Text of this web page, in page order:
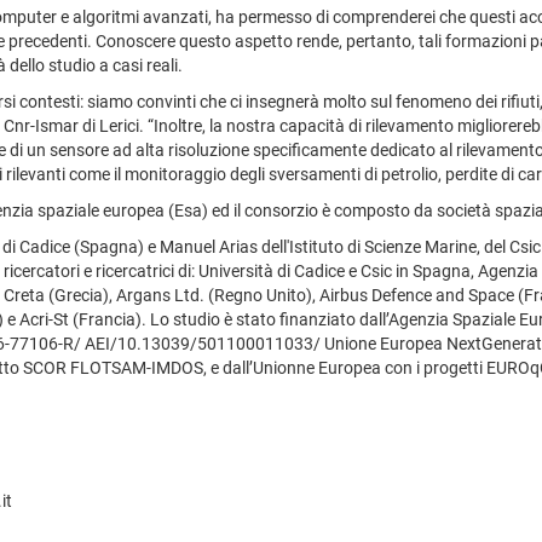
e algoritmi avanzati, ha permesso di comprenderei che questi
Conoscere questo aspetto rende, pertanto, tali formazioni
dello studio a casi reali.
contesti: siamo convinti che ci insegnerà molto sul fenomeno dei
Cnr-Ismar di Lerici. “Inoltre, la nostra capacità di rilevamento
un sensore ad alta risoluzione specificamente dedicato al
come il monitoraggio degli sversamenti di petrolio, perdite di
spaziale europea (Esa) ed il consorzio è composto da società
Cadice (Spagna) e Manuel Arias dell'Istituto di Scienze Marine, del
e ricercatrici di: Università di Cadice e Csic in Spagna,
(Grecia), Argans Ltd. (Regno Unito), Airbus Defence and Space
Acri-St (Francia). Lo studio è stato finanziato dall’Agenzia Spaziale
77106-R/ AEI/10.13039/501100011033/ Unione Europea
SCOR FLOTSAM-IMDOS, e dall’Unionne Europea con i progetti